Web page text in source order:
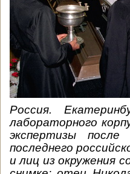
Россия.
лабораторного
экспертизы
последнего
и лиц из окружения